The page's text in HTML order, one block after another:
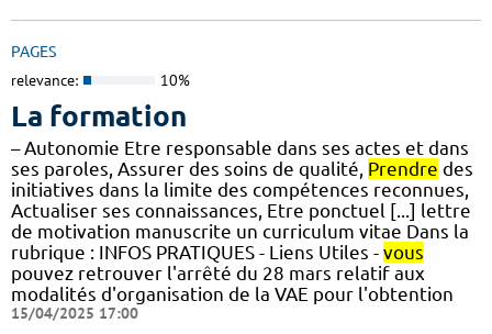
PAGES
relevance: 10%
La formation
– Autonomie Etre responsable dans ses actes et dans
ses paroles, Assurer des soins de qualité, Prendre des
initiatives dans la limite des compétences reconnues,
Actualiser ses connaissances, Etre ponctuel [...] lettre
de motivation manuscrite un curriculum vitae Dans la
rubrique : INFOS PRATIQUES - Liens Utiles - vous
pouvez retrouver l'arrêté du 28 mars relatif aux
modalités d'organisation de la VAE pour l'obtention
15/04/2025 17:00